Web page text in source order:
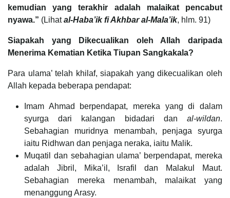
kemudian yang terakhir adalah malaikat pencabut
nyawa.” (Lihatal-Haba’ik fi Akhbar al-Mala’ik, hlm. 91)
Siapakah yang Dikecualikan oleh Allah daripada
Menerima Kematian Ketika Tiupan Sangkakala?
Para ulama’ telah khilaf, siapakah yang dikecualikan oleh
Allah kepada beberapa pendapat:
Imam Ahmad berpendapat, mereka yang di dalam
syurga dari kalangan bidadari dan al-wildan.
Sebahagian muridnya menambah, penjaga syurga
iaitu Ridhwan dan penjaga neraka, iaitu Malik.
Muqatil dan sebahagian ulama’ berpendapat, mereka
adalah Jibril, Mika’il, Israfil dan Malakul Maut.
Sebahagian mereka menambah, malaikat yang
menanggung Arasy.